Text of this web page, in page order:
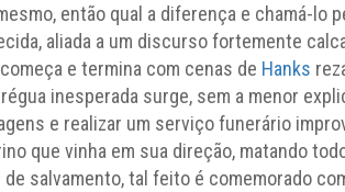
então qual a diferença e chamá-lo
aliada a um discurso fortemente
e termina com cenas de Hanks
inesperada surge, sem a menor
e realizar um serviço funerário
que vinha em sua direção, matando
de salvamento, tal feito é comemorado